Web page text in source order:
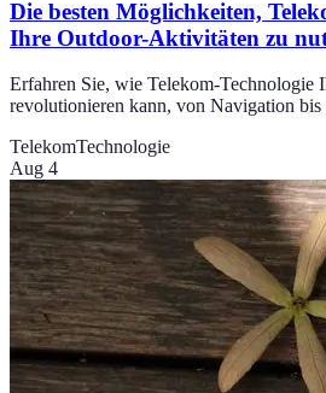
Die besten Möglichkeiten,
Ihre Outdoor-Aktivitäten zu
Erfahren Sie, wie Telekom-Technologie
revolutionieren kann, von Navigation bis
TelekomTechnologie
Aug 4